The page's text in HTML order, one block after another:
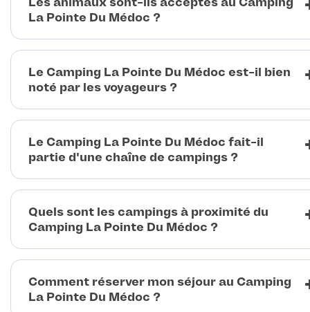
La Pointe Du Médoc ?
Le Camping La Pointe Du Médoc est-il bien
noté par les voyageurs ?
Le Camping La Pointe Du Médoc fait-il
partie d'une chaîne de campings ?
Quels sont les campings à proximité du
Camping La Pointe Du Médoc ?
Comment réserver mon séjour au Camping
La Pointe Du Médoc ?